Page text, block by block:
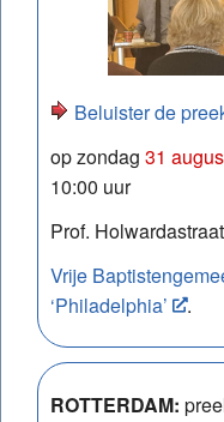
Beluister de
op zondag 31
10:00 uur
Prof.
Vrije
‘Philadelphia’
.
ROTTERDAM: